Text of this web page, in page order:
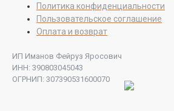
Политика конфиденциальности
Пользовательское соглашение
Оплата и возврат
ИП Иманов Фейруз Яросович
ИНН: 390803045043
ОГРНИП: 307390531600070